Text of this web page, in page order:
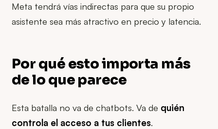
Meta tendrá vías indirectas para que su propio
asistente sea más atractivo en precio y latencia.
Por qué esto importa más
de lo que parece
Esta batalla no va de chatbots. Va de quién
controla el acceso a tus clientes.